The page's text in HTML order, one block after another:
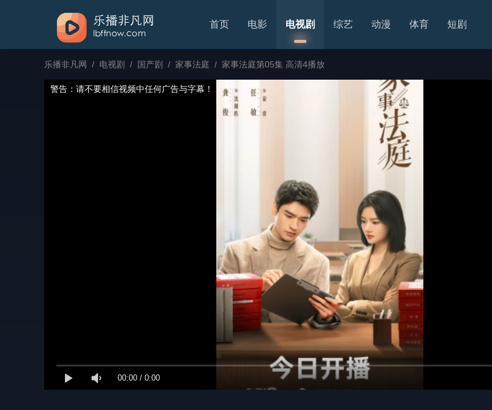
首页 电影 电视剧 综艺 动漫 体育 短剧
乐播非凡网 / 电视剧 / 国产剧 / 家事法庭 / 家事法庭第05集 高清4播放
00:00 / 0:00
警告：请不要相信视频中任何广告与字幕！